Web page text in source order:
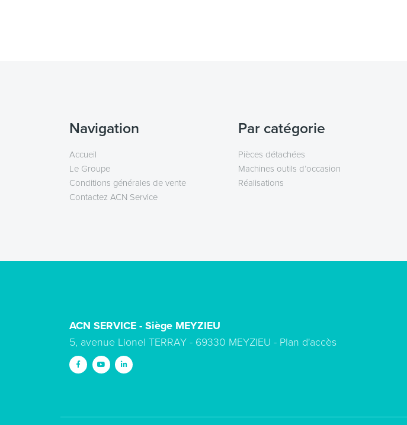
Navigation
Accueil
Le Groupe
Conditions générales de vente
Contactez ACN Service
Par catégorie
Pièces détachées
Machines outils d’occasion
Réalisations
ACN SERVICE - Siège MEYZIEU
5, avenue Lionel TERRAY - 69330 MEYZIEU - Plan d'accès